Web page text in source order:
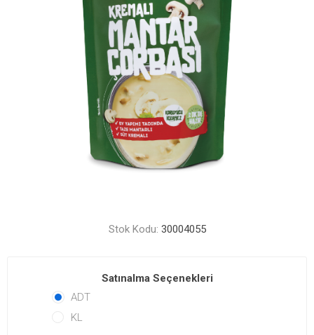
Stok Kodu: 30004055
Satınalma Seçenekleri
ADT
KL